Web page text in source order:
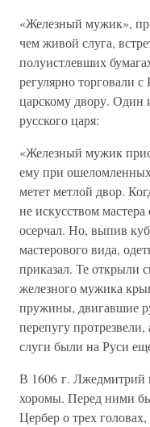
«Железный мужик»,
чем живой слуга,
полуистлевших
регулярно торговали
царскому двору. Один
русского царя:
«Железный мужик
ему при
метет метлой двор.
не искусством мастера
осерчал. Но, выпив
мастерового вида,
приказал. Те открыли
железного мужика
пружины, двигавшие
перепугу протрезвели,
слуги были на Руси
В 1606 г. Лжедмитрий
хоромы. Перед ними
Цербер о трех